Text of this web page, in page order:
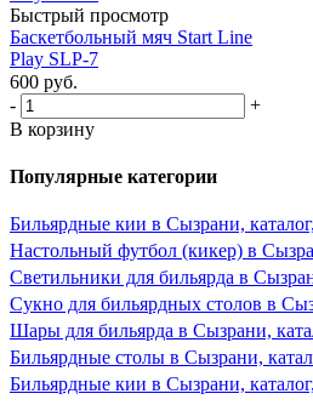
Быстрый просмотр
Баскетбольный мяч Start Line
Play SLP-7
600 руб.
-
+
В корзину
Популярные категории
Бильярдные кии в Сызрани,
Настольный футбол (кикер) в
Светильники для бильярда в
Сукно для бильярдных столов в
Шары для бильярда в Сызрани,
Бильярдные столы в Сызрани,
Бильярдные кии в Сызрани,